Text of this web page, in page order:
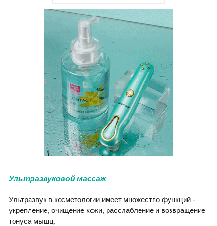
Ультразвуковой массаж
Ультразвук в косметологии имеет множество функций -
укрепление, очищение кожи, расслабление и возвращение
тонуса мышц.